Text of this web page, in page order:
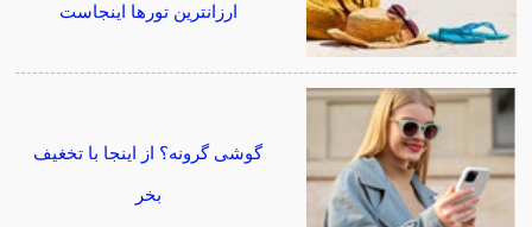
ارزانترین تورها اینجاست
گوشی گرونه؟ از اینجا با تخغیف
بخر